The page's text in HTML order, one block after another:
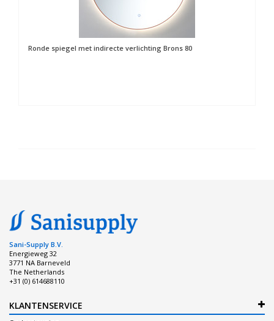
Ronde spiegel met indirecte verlichting Brons 80
Sani-Supply B.V.
Energieweg 32
3771 NA Barneveld
The Netherlands
+31 (0) 614688110
KLANTENSERVICE